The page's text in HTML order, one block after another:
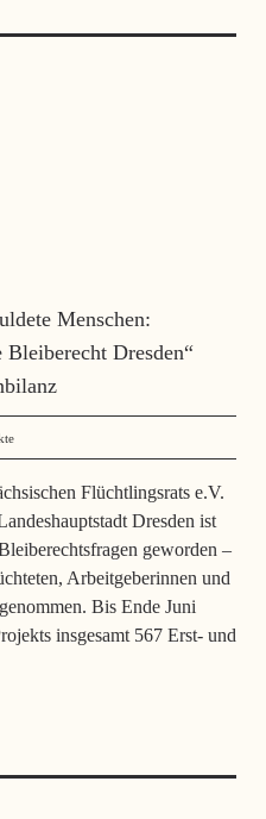
Menschen:
Dresden“
Flüchtlingsrats e.V.
Dresden ist
geworden –
Arbeitgeberinnen und
Bis Ende Juni
insgesamt 567 Erst- und